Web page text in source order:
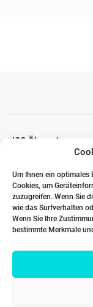
Um Ihnen ein optimales
Cookies, um
zuzugreifen. Wenn Sie
wie das Surfverhalten
Wenn Sie Ihre
bestimmte Merkmale
ICG Ökosystem
Globale Partner